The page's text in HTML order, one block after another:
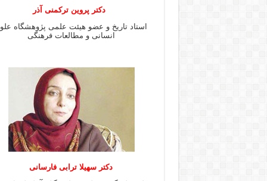
دکتر پروین ترکمنی آذر
استاد تاریخ و عضو هیئت علمی پژوهشگاه
انسانی و مطالعات فرهنگى
دکتر سهیلا ترابی فارسانی